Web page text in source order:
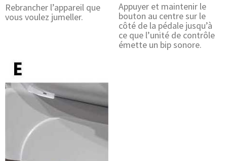
Rebrancher l’appareil que
vous voulez jumeller.
Appuyer et maintenir le
bouton au centre sur le
côté de la pédale jusqu’à
ce que l’unité de contrôle
émette un bip sonore.